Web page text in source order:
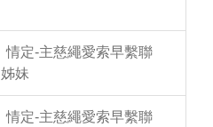
情定-主慈繩愛索早繫聯
妹
情定-主慈繩愛索早繫聯